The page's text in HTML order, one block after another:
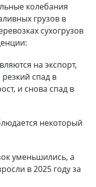
колебания
грузов в
сухогрузов
на экспорт,
спад в
и снова спад в
некоторый
уменьшились, а
в 2025 году за